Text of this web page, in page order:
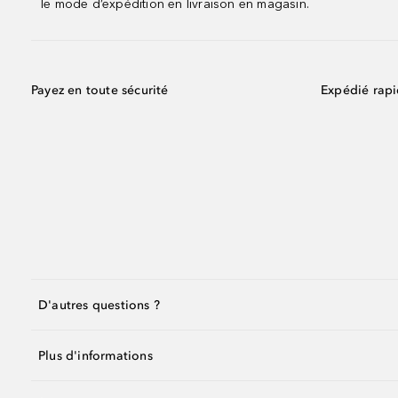
le mode d’expédition en livraison en magasin.
Payez en toute sécurité Expédié
D'autres questions ?
Plus d'informations